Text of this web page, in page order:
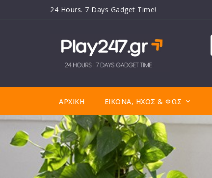
24 Hours. 7 Days Gadget Time!
ΑΡΧΙΚΉ ΕΙΚΌΝΑ, ΉΧΟΣ & ΦΩΣ 